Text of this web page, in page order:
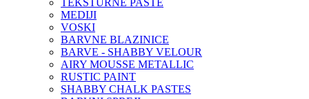
TEKSTURNE PASTE
MEDIJI
VOSKI
BARVNE BLAZINICE
BARVE - SHABBY VELOUR
AIRY MOUSSE METALLIC
RUSTIC PAINT
SHABBY CHALK PASTES